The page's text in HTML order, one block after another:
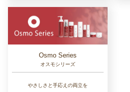
Osmo Series
オスモシリーズ
やさしさと手応えの両立を